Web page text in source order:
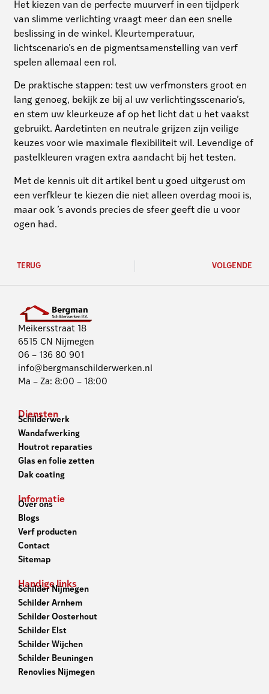
Het kiezen van de perfecte muurverf in een tijdperk
van slimme verlichting vraagt meer dan een snelle
beslissing in de winkel. Kleurtemperatuur,
lichtscenario’s en de pigmentsamenstelling van verf
spelen allemaal een rol.
De praktische stappen: test uw verfmonsters groot en
lang genoeg, bekijk ze bij al uw verlichtingsscenario’s,
en stem uw kleurkeuze af op het licht dat u het vaakst
gebruikt. Aardetinten en neutrale grijzen zijn veilige
keuzes voor wie maximale flexibiliteit wil. Levendige of
pastelkleuren vragen extra aandacht bij het testen.
Met de kennis uit dit artikel bent u goed uitgerust om
een verfkleur te kiezen die niet alleen overdag mooi is,
maar ook ’s avonds precies de sfeer geeft die u voor
ogen had.
TERUG VOLGENDE
Meikersstraat 18
6515 CN Nijmegen
06 – 136 80 901
info@bergmanschilderwerken.nl
Ma – Za: 8:00 – 18:00
Diensten
Schilderwerk
Wandafwerking
Houtrot reparaties
Glas en folie zetten
Dak coating
Informatie
Over ons
Blogs
Verf producten
Contact
Sitemap
Handige links
Schilder Nijmegen
Schilder Arnhem
Schilder Oosterhout
Schilder Elst
Schilder Wijchen
Schilder Beuningen
Renovlies Nijmegen